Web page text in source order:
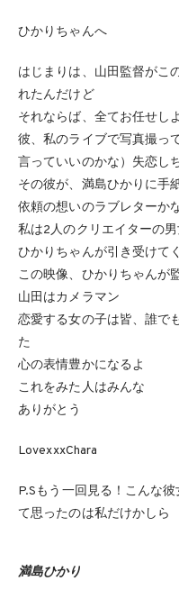
ひかりちゃんへ
はじまりは、山田監督がこ
れたんだけど
それならば、全てお任せし
彼、私のライブで写真撮っ
言っていいのかな）失恋し
その彼が、満島ひかりに手
依頼の想いのラブレターか
私は2人のクリエイターの
ひかりちゃんが引き受けて
この映像、ひかりちゃんが
山田はカメラマン
恋愛する女の子は皆、誰で
た
心の表情豊かになるよ
これをみた人はみんな
ありがとう
LovexxxChara
P.Sもう一回見る！こんな
て思ったのは私だけかしら
満島ひかり